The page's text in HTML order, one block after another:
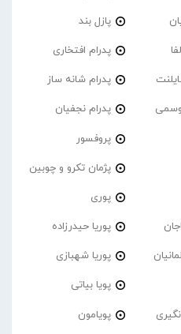
پازل بند
پدرام افتخاری
پدرام شانه ساز
پدرام نجفیان
پروفسور
پژمان تکرو و چوبین
پوری
پوریا حیدرزاده
پوریا شهبازی
پویا بیاتی
پویامون